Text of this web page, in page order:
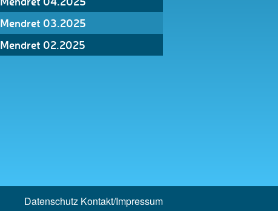
Mendret 03.2025
Mendret 02.2025
Datenschutz Kontakt/Impressum